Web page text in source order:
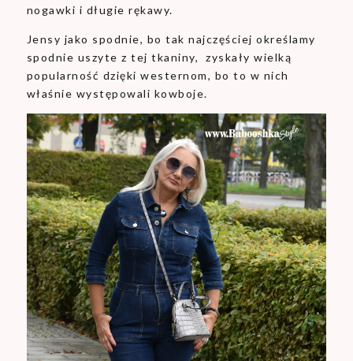
nogawki i długie rękawy.
Jensy jako spodnie, bo tak najczęściej określamy
spodnie uszyte z tej tkaniny, zyskały wielką
popularność dzięki westernom, bo to w nich
właśnie występowali kowboje.